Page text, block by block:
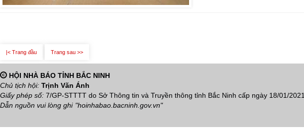
|< Trang đầu Trang sau >>
HỘI NHÀ BÁO TỈNH BẮC NINH
Chủ tịch hội: Trịnh Văn Ánh
Giấy phép số: 7/GP-STTTT do Sở Thông tin và Truyền thông tỉnh Bắc Ninh cấp ngày 18/01/2021
Dẫn nguồn vui lòng ghi "hoinhabao.bacninh.gov.vn"